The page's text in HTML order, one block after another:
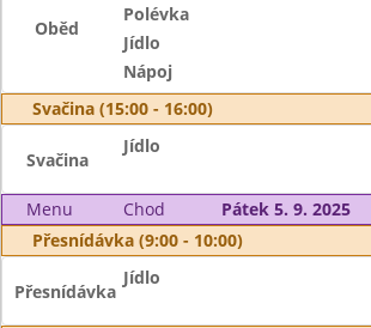
Oběd
Polévka
Jídlo
Nápoj
Svačina (15:00 - 16:00)
Svačina
Jídlo
Menu Chod
Pátek 5. 9. 2025
Přesnídávka (9:00 - 10:00)
Přesnídávka
Jídlo